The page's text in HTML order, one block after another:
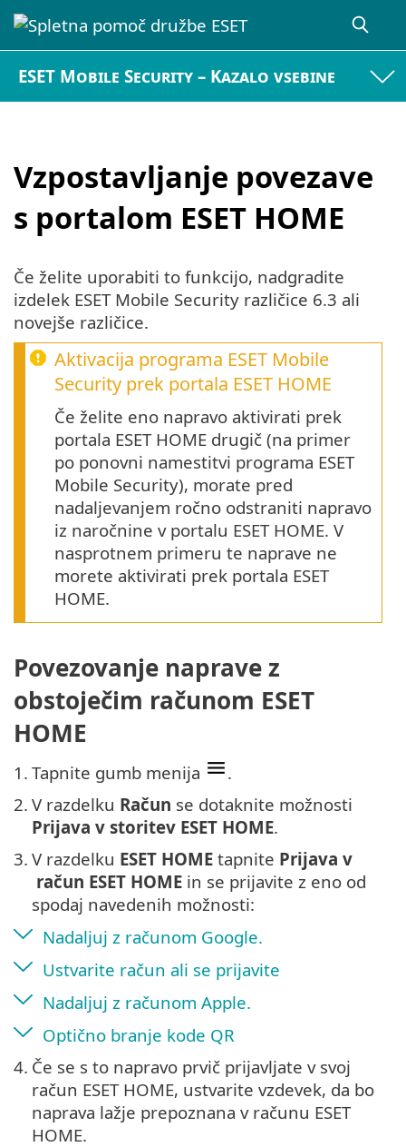
ESET Mobile Security – Kazalo vsebine
Vzpostavljanje povezave
s portalom ESET HOME
Če želite uporabiti to funkcijo, nadgradite
izdelek ESET Mobile Security različice 6.3 ali
novejše različice.
Aktivacija programa ESET Mobile
Security prek portala ESET HOME
Če želite eno napravo aktivirati prek
portala ESET HOME drugič (na primer
po ponovni namestitvi programa ESET
Mobile Security), morate pred
nadaljevanjem ročno odstraniti napravo
iz naročnine v portalu ESET HOME. V
nasprotnem primeru te naprave ne
morete aktivirati prek portala ESET
HOME.
Povezovanje naprave z
obstoječim računom ESET
HOME
1. Tapnite gumb menija
.
2. V razdelku Račun se dotaknite možnosti
Prijava v storitev ESET HOME.
3. V razdelku ESET HOME tapnite Prijava v
račun ESET HOME in se prijavite z eno od
spodaj navedenih možnosti:
Nadaljuj z računom Google.
Ustvarite račun ali se prijavite
Nadaljuj z računom Apple.
Optično branje kode QR
4. Če se s to napravo prvič prijavljate v svoj
račun ESET HOME, ustvarite vzdevek, da bo
naprava lažje prepoznana v računu ESET
HOME.